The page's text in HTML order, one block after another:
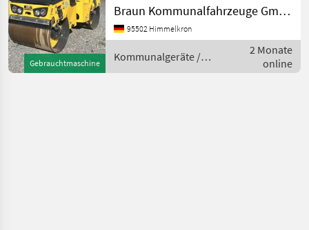
Gebrauchtmaschine
Baujahr 2023 erst 61
Beleuchtung - Stvzo AZ18-
Braun Kommunalfahrzeuge GmbH & Co KG
95502 Himmelkron
Kommunalgeräte /
Sonstige
2 Monate
online